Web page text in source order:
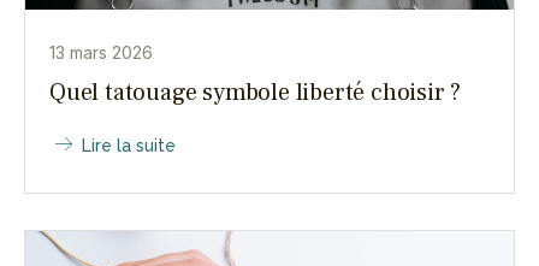
13 mars 2026
Quel tatouage symbole liberté choisir ?
Lire la suite